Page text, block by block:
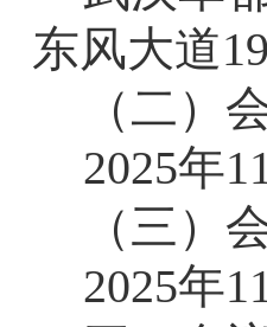
东风大道
（二）
2025年
（三）
2025年